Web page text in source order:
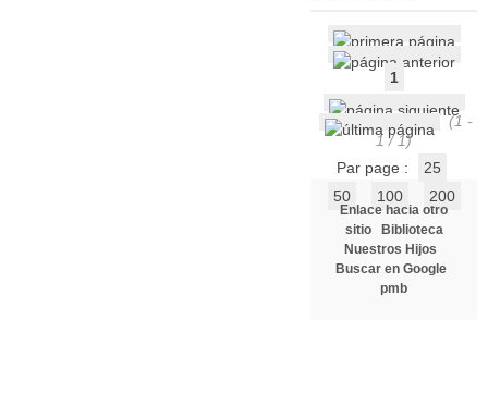
1
(1 -
1 / 1)
Par page :
25
50
100 200
Enlace hacia otro
sitio
Biblioteca
Nuestros Hijos
Buscar en Google
pmb